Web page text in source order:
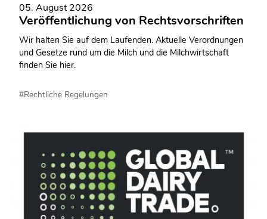
05. August 2026
Veröffentlichung von Rechtsvorschriften
Wir halten Sie auf dem Laufenden. Aktuelle Verordnungen
und Gesetze rund um die Milch und die Milchwirtschaft
finden Sie hier.
#Rechtliche Regelungen